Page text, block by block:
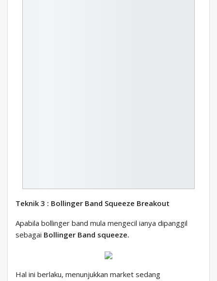
Teknik 3 : Bollinger Band Squeeze Breakout
Apabila bollinger band mula mengecil ianya dipanggil
sebagai Bollinger Band squeeze.
Hal ini berlaku, menunjukkan market sedang